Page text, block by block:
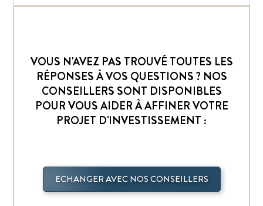
VOUS N'AVEZ PAS TROUVÉ TOUTES LES
RÉPONSES À VOS QUESTIONS ? NOS
CONSEILLERS SONT DISPONIBLES
POUR VOUS AIDER À AFFINER VOTRE
PROJET D'INVESTISSEMENT :
ECHANGER AVEC NOS CONSEILLERS